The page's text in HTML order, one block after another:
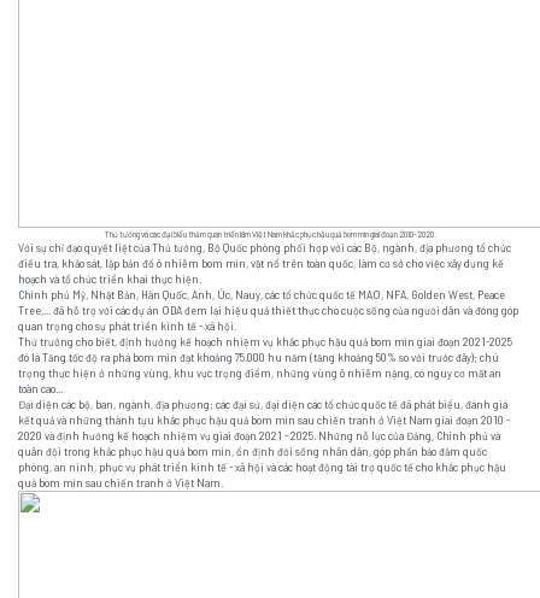
Thủ tướng và các đại biểu thăm quan triển lãm Việt Nam khắc phục hậu quả bom mìn giai đoạn 2010-2020.
Với sự chỉ đạo quyết liệt của Thủ tướng, Bộ Quốc phòng phối hợp với các Bộ, ngành, địa phương tổ chức
điều tra, khảo sát, lập bản đồ ô nhiễm bom mìn, vật nổ trên toàn quốc, làm cơ sở cho việc xây dựng kế
hoạch và tổ chức triển khai thực hiện.
Chính phủ Mỹ, Nhật Bản, Hàn Quốc, Anh, Úc, Nauy, các tổ chức quốc tế MAO, NFA, Golden West, Peace
Tree,... đã hỗ trợ với các dự án ODA đem lại hiệu quả thiết thực cho cuộc sống của người dân và đóng góp
quan trọng cho sự phát triển kinh tế - xã hội.
Thứ trưởng cho biết, định hướng kế hoạch nhiệm vụ khắc phục hậu quả bom mìn giai đoạn 2021-2025
đó là Tăng tốc độ ra phá bom mìn đạt khoảng 75.000 hu năm (tăng khoảng 50% so với trước đây); chú
trọng thực hiện ở những vùng, khu vực trọng điểm, những vùng ô nhiễm nặng, có nguy cơ mất an
toàn cao...
Đại diện các bộ, ban, ngành, địa phương; các đại sứ, đại diện các tổ chức quốc tế đã phát biểu, đánh giá
kết quả và những thành tựu khắc phục hậu quả bom mìn sau chiến tranh ở Việt Nam giai đoạn 2010 -
2020 và định hướng kế hoạch nhiệm vụ giai đoạn 2021 - 2025. Những nỗ lực của Đảng, Chính phủ và
quân đội trong khắc phục hậu quả bom mìn, ổn định đời sống nhân dân, góp phần bảo đảm quốc
phòng, an ninh, phục vụ phát triển kinh tế - xã hội và các hoạt động tài trợ quốc tế cho khắc phục hậu
quả bom mìn sau chiến tranh ở Việt Nam.